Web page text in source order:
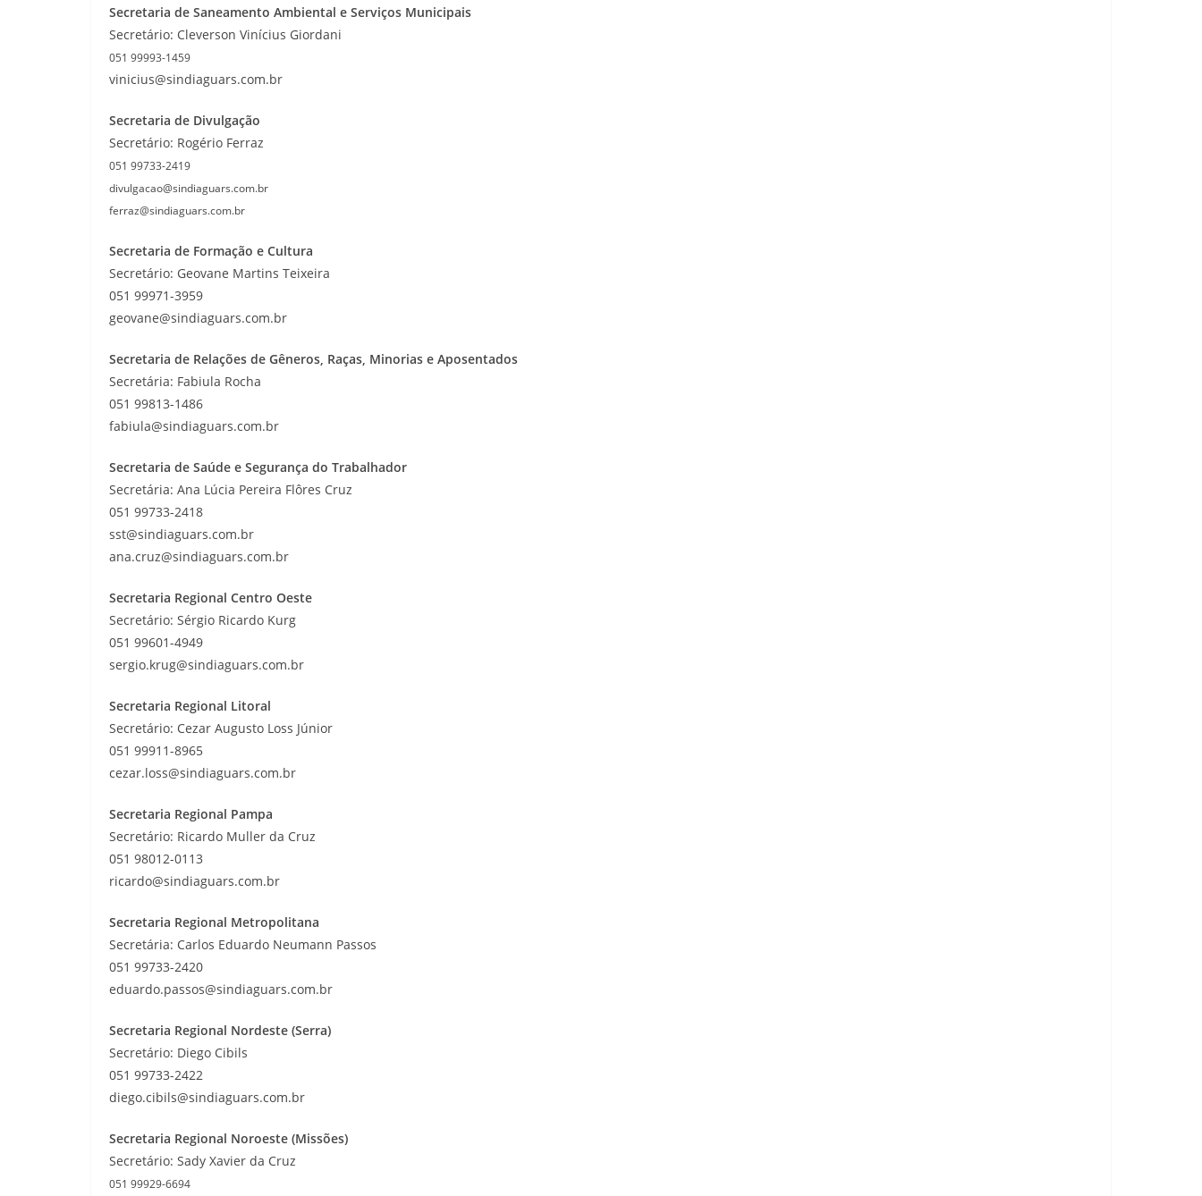
Secretaria de Saneamento Ambiental e Serviços Municipais
Secretário: Cleverson Vinícius Giordani
051 99993-1459
vinicius@sindiaguars.com.br
Secretaria de Divulgação
Secretário: Rogério Ferraz
051 99733-2419
divulgacao@sindiaguars.com.br
ferraz@sindiaguars.com.br
Secretaria de Formação e Cultura
Secretário: Geovane Martins Teixeira
051 99971-3959
geovane@sindiaguars.com.br
Secretaria de Relações de Gêneros, Raças, Minorias e Aposentados
Secretária: Fabiula Rocha
051 99813-1486
fabiula@sindiaguars.com.br
Secretaria de Saúde e Segurança do Trabalhador
Secretária: Ana Lúcia Pereira Flôres Cruz
051 99733-2418
sst@sindiaguars.com.br
ana.cruz@sindiaguars.com.br
Secretaria Regional Centro Oeste
Secretário: Sérgio Ricardo Kurg
051 99601-4949
sergio.krug@sindiaguars.com.br
Secretaria Regional Litoral
Secretário: Cezar Augusto Loss Júnior
051 99911-8965
cezar.loss@sindiaguars.com.br
Secretaria Regional Pampa
Secretário: Ricardo Muller da Cruz
051 98012-0113
ricardo@sindiaguars.com.br
Secretaria Regional Metropolitana
Secretária: Carlos Eduardo Neumann Passos
051 99733-2420
eduardo.passos@sindiaguars.com.br
Secretaria Regional Nordeste (Serra)
Secretário: Diego Cibils
051 99733-2422
diego.cibils@sindiaguars.com.br
Secretaria Regional Noroeste (Missões)
Secretário: Sady Xavier da Cruz
051 99929-6694